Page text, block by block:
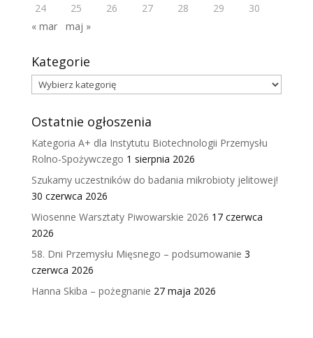
24
25 26 27 28 29
30
« mar
maj »
Kategorie
Kategorie
Ostatnie ogłoszenia
Kategoria A+ dla Instytutu Biotechnologii Przemysłu
Rolno-Spożywczego 1 sierpnia 2026
Szukamy uczestników do badania mikrobioty jelitowej!
30 czerwca 2026
Wiosenne Warsztaty Piwowarskie 2026 17 czerwca
2026
58. Dni Przemysłu Mięsnego – podsumowanie 3
czerwca 2026
Hanna Skiba – pożegnanie 27 maja 2026